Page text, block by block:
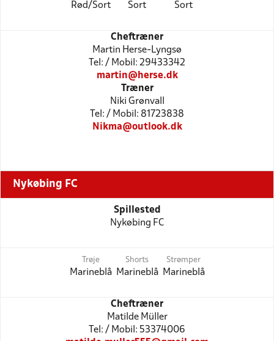
Rød/Sort Sort Sort
Cheftræner
Martin Herse-Lyngsø
Tel: / Mobil: 29433342
martin@herse.dk
Træner
Niki Grønvall
Tel: / Mobil: 81723838
Nikma@outlook.dk
Nykøbing FC
Spillested
Nykøbing FC
Trøje
Marineblå
Shorts
Marineblå
Strømper
Marineblå
Cheftræner
Matilde Müller
Tel: / Mobil: 53374006